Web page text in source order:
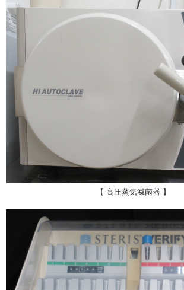
【 高圧蒸気滅菌器 】